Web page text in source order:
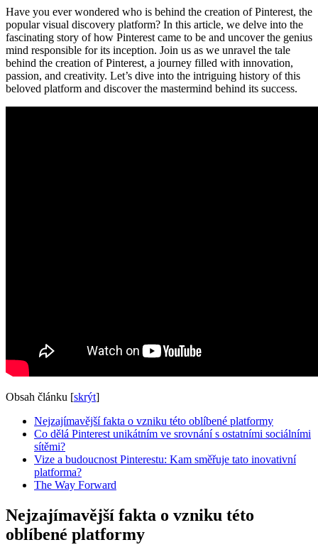
Have you ever wondered who is behind the creation of Pinterest, the
popular visual discovery platform? In this article, we delve into the
fascinating story of how Pinterest came to be and uncover the genius
mind responsible for its inception. Join us as we unravel the tale
behind the creation of Pinterest, a journey filled with innovation,
passion, and creativity. Let’s dive into the intriguing history of this
beloved platform and discover the mastermind behind its success.
Obsah článku [skrýt]
Nejzajímavější fakta o vzniku této oblíbené platformy
Co dělá Pinterest unikátním ve srovnání s ostatními sociálními
sítěmi?
Vize a budoucnost Pinterestu: Kam směřuje tato inovativní
platforma?
The Way Forward
Nejzajímavější fakta o vzniku této
oblíbené platformy